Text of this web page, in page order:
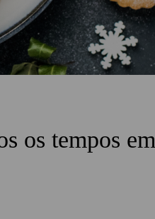
os tempos em